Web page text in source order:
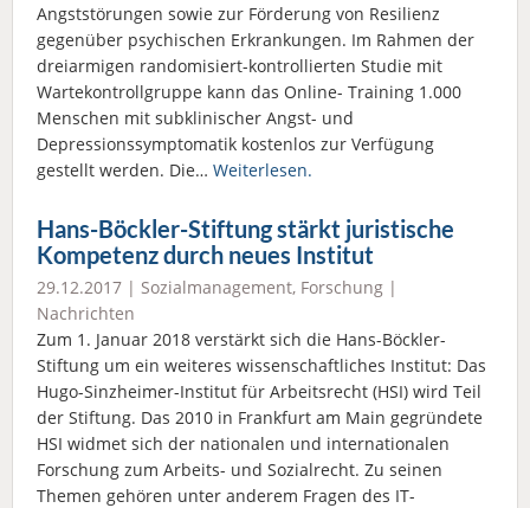
Angststörungen sowie zur Förderung von Resilienz
gegenüber psychischen Erkrankungen. Im Rahmen der
dreiarmigen randomisiert-kontrollierten Studie mit
Wartekontrollgruppe kann das Online- Training 1.000
Menschen mit subklinischer Angst- und
Depressionssymptomatik kostenlos zur Verfügung
gestellt werden. Die… Weiterlesen.
Hans-Böckler-Stiftung stärkt juristische
Kompetenz durch neues Institut
29.12.2017 | Sozialmanagement, Forschung |
Nachrichten
Zum 1. Januar 2018 verstärkt sich die Hans-Böckler-
Stiftung um ein weiteres wissenschaftliches Institut: Das
Hugo-Sinzheimer-Institut für Arbeitsrecht (HSI) wird Teil
der Stiftung. Das 2010 in Frankfurt am Main gegründete
HSI widmet sich der nationalen und internationalen
Forschung zum Arbeits- und Sozialrecht. Zu seinen
Themen gehören unter anderem Fragen des IT-